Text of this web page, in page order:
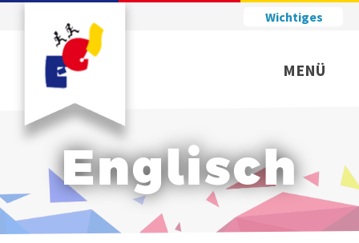
Wichtiges
MENÜ
Englisch